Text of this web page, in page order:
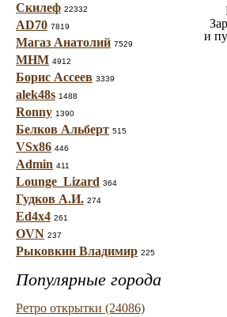
Скилеф 22332
AD70 7819
Магаз Анатолий 7529
МНМ 4912
Борис Ассеев 3339
alek48s 1488
Ronny 1390
Белков Альберт 515
VSx86 446
Admin 411
Lounge_Lizard 364
Гудков А.И. 274
Ed4x4 261
OVN 237
Рыковкин Владимир 225
Популярные города
Ретро открытки (24086)
и